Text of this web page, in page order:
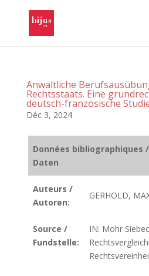
Anwaltliche
Rechtsstaats. Eine
deutsch-französische
Déc 3, 2024
Données bibliographiques
Daten
Auteurs /
Autoren:
GERHOLD,
Source /
Fundstelle:
IN: Mohr